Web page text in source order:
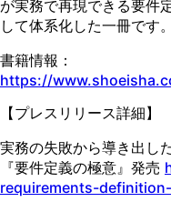
が実務で再現できる要件
して体系化した一冊です。
書籍情報：
https://
【プレスリリース詳細】
実務の失敗から導き出し
『要件定義の極意』発売
requirements-